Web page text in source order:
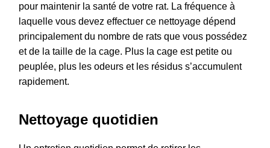
pour maintenir la santé de votre rat. La fréquence à
laquelle vous devez effectuer ce nettoyage dépend
principalement du nombre de rats que vous possédez
et de la taille de la cage. Plus la cage est petite ou
peuplée, plus les odeurs et les résidus s’accumulent
rapidement.
Nettoyage quotidien